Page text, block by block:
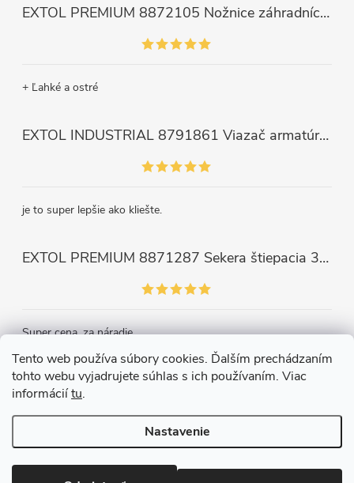
Tento web používa súbory cookies. Ďalším prechádzaním
tohto webu vyjadrujete súhlas s ich používaním. Viac
informáciítu.
Nastavenie
EXTOL PREMIUM 8872105 Nožnice záhradnícke dlhé úzke, 200mm, max. prestrih Ø6mm
+ Ľahké a ostré
EXTOL INDUSTRIAL 8791861 Viazač armatúr aku Share20V, bez aku, drôt 0,8mm, oko 8-34mm, bezuhlíkový motor
je to super lepšie ako kliešte.
EXTOL PREMIUM 8871287 Sekera štiepacia 3500g, nylónová násada 910mm
Super cena, za náradie.
Copyright 2026Železiarstvo Páleník, s.r.o.. Všetky práva vyhradené.
Upraviť nastavenie cookies